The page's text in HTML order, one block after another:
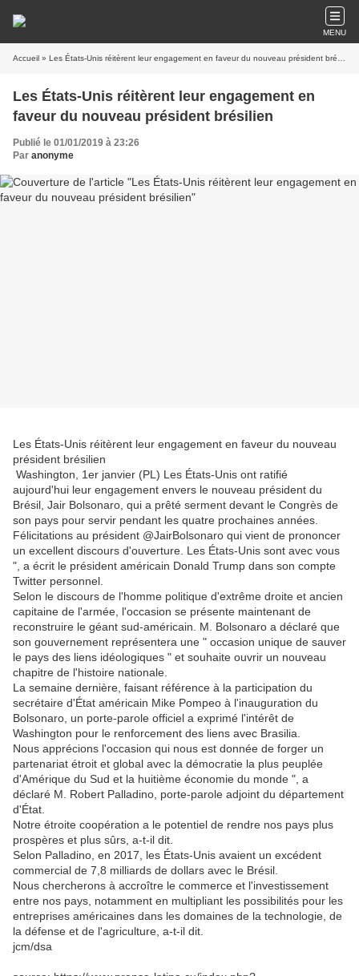
MENU
Accueil » Les États-Unis réitèrent leur engagement en faveur du nouveau président brésilien
Les États-Unis réitèrent leur engagement en
faveur du nouveau président brésilien
Publié le 01/01/2019 à 23:26
Par anonyme
Les États-Unis réitèrent leur engagement en faveur du nouveau
président brésilien
Washington, 1er janvier (PL) Les États-Unis ont ratifié
aujourd'hui leur engagement envers le nouveau président du
Brésil, Jair Bolsonaro, qui a prêté serment devant le Congrès de
son pays pour servir pendant les quatre prochaines années.
Félicitations au président @JairBolsonaro qui vient de prononcer
un excellent discours d'ouverture. Les États-Unis sont avec vous
", a écrit le président américain Donald Trump dans son compte
Twitter personnel.
Selon le discours de l'homme politique d'extrême droite et ancien
capitaine de l'armée, l'occasion se présente maintenant de
reconstruire le géant sud-américain. M. Bolsonaro a déclaré que
son gouvernement représentera une " occasion unique de sauver
le pays des liens idéologiques " et souhaite ouvrir un nouveau
chapitre de l'histoire nationale.
La semaine dernière, faisant référence à la participation du
secrétaire d'État américain Mike Pompeo à l'inauguration du
Bolsonaro, un porte-parole officiel a exprimé l'intérêt de
Washington pour le renforcement des liens avec Brasilia.
Nous apprécions l'occasion qui nous est donnée de forger un
partenariat étroit et global avec la démocratie la plus peuplée
d'Amérique du Sud et la huitième économie du monde ", a
déclaré M. Robert Palladino, porte-parole adjoint du département
d'État.
Notre étroite coopération a le potentiel de rendre nos pays plus
prospères et plus sûrs, a-t-il dit.
Selon Palladino, en 2017, les États-Unis avaient un excédent
commercial de 7,8 milliards de dollars avec le Brésil.
Nous chercherons à accroître le commerce et l'investissement
entre nos pays, notamment en multipliant les possibilités pour les
entreprises américaines dans les domaines de la technologie, de
la défense et de l'agriculture, a-t-il dit.
jcm/dsa